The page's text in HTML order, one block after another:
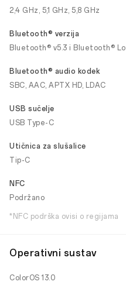
2,4 GHz, 5,1 GHz, 5,8 GHz
Bluetooth® verzija
Bluetooth® v5.3 i Bluetooth®
Bluetooth® audio kodek
SBC, AAC, APTX HD, LDAC
USB sučelje
USB Type-C
Utičnica za slušalice
Tip-C
NFC
Podržano
*NFC podrška ovisi o regijama
Operativni sustav
ColorOS 13.0